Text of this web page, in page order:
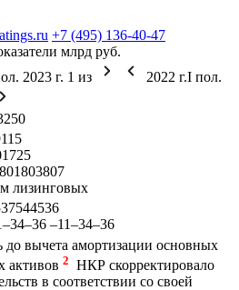
+7 (495) 136-40-47
млрд руб.
2023 г. 1 из 2022 г.I пол.
250
115
1725
801803807
лизинговых
544536
–34–36 –11–34–36
вычета амортизации основных
активов 2 НКР скорректировало
в соответствии со своей